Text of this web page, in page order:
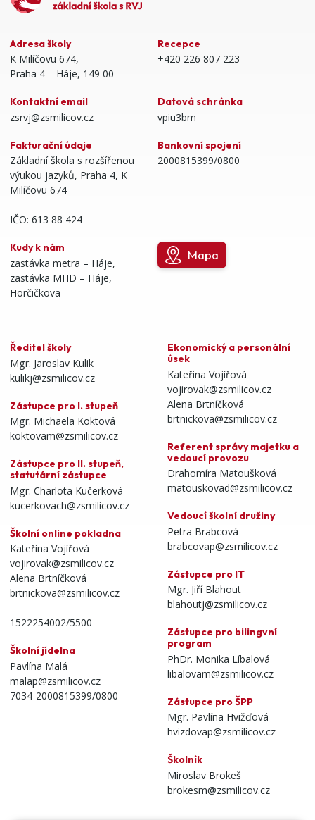
Adresa školy
K Milíčovu 674,
Praha 4 – Háje, 149 00
Recepce
+420 226 807 223
Kontaktní email
zsrvj@zsmilicov.cz
Datová schránka
vpiu3bm
Fakturační údaje
Základní škola s rozšířenou
výukou jazyků, Praha 4, K
Milíčovu 674
IČO: 613 88 424
Bankovní spojení
2000815399/0800
Kudy k nám
zastávka metra – Háje,
zastávka MHD – Háje,
Horčičkova
Mapa
Ředitel školy
Mgr. Jaroslav Kulik
kulikj@zsmilicov.cz
Zástupce pro I. stupeň
Mgr. Michaela Koktová
koktovam@zsmilicov.cz
Zástupce pro II. stupeň,
statutární zástupce
Mgr. Charlota Kučerková
kucerkovach@zsmilicov.cz
Školní online pokladna
Kateřina Vojířová
vojirovak@zsmilicov.cz
Alena Brtníčková
brtnickova@zsmilicov.cz
1522254002/5500
Školní jídelna
Pavlína Malá
malap@zsmilicov.cz
7034-2000815399/0800
Ekonomický a personální
úsek
Kateřina Vojířová
vojirovak@zsmilicov.cz
Alena Brtníčková
brtnickova@zsmilicov.cz
Referent správy majetku a
vedoucí provozu
Drahomíra Matoušková
matouskovad@zsmilicov.cz
Vedoucí školní družiny
Petra Brabcová
brabcovap@zsmilicov.cz
Zástupce pro IT
Mgr. Jiří Blahout
blahoutj@zsmilicov.cz
Zástupce pro bilingvní
program
PhDr. Monika Líbalová
libalovam@zsmilicov.cz
Zástupce pro ŠPP
Mgr. Pavlína Hvižďová
hvizdovap@zsmilicov.cz
Školník
Miroslav Brokeš
brokesm@zsmilicov.cz